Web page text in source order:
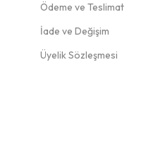
Ödeme ve Teslimat
İade ve Değişim
Üyelik Sözleşmesi